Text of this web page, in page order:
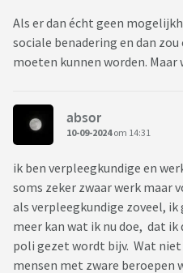
Als er dan écht geen
sociale benadering en dan
moeten kunnen worden. Maar
absor
10-09-2024om 14:31
ik ben verpleegkundige en
soms zeker zwaar werk maar
als verpleegkundige zoveel,
meer kan wat ik nu doe, dat
poli gezet wordt bijv. Wat
mensen met zware beroepen